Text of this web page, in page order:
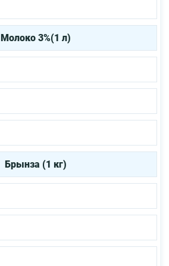
Молоко 3%(1 л)
Брынза (1 кг)